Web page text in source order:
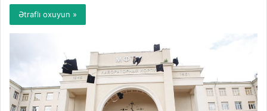
Ətraflı oxuyun »